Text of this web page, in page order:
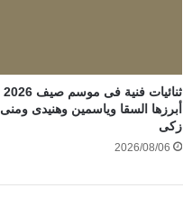
ثنائيات فنية فى موسم صيف 2026
أبرزها السقا وياسمين وهنيدى ومنى
زكى
2026/08/06